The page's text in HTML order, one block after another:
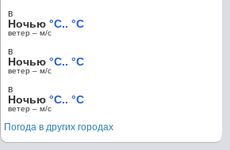
в
Ночью °C.. °C
ветер – м/c
в
Ночью °C.. °C
ветер – м/c
в
Ночью °C.. °C
ветер – м/c
Погода в других городах